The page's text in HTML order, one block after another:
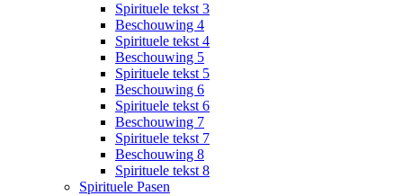
Spirituele tekst 3
Beschouwing 4
Spirituele tekst 4
Beschouwing 5
Spirituele tekst 5
Beschouwing 6
Spirituele tekst 6
Beschouwing 7
Spirituele tekst 7
Beschouwing 8
Spirituele tekst 8
Spirituele Pasen